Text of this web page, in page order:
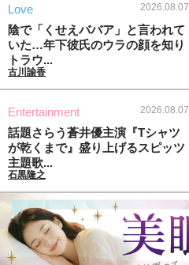
Love 2026.08.07
陰で「くせえババア」と言われて
いた…年下彼氏のウラの顔を知り
トラウ...
古川諭香
Entertainment 2026.08.07
話題さらう蒼井優主演『Tシャツ
が乾くまで』盛り上げるスピッツ
主題歌...
石黒隆之